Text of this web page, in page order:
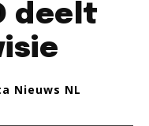
deelt
Nieuws NL